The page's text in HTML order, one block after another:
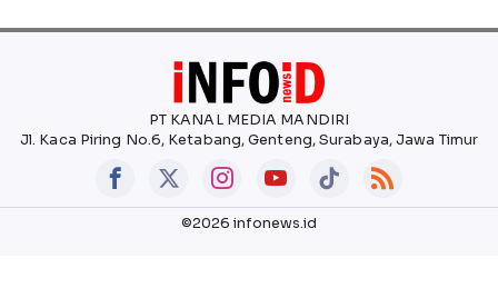
PT KANAL MEDIA MANDIRI
Jl. Kaca Piring No.6, Ketabang, Genteng, Surabaya, Jawa Timur
©2026 infonews.id